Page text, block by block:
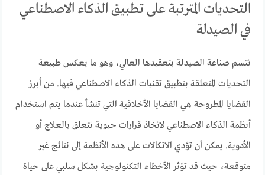
التحديات المترتبة على تطبيق الذكاء الاصطناعي
في الصيدلة
تتسم صناعة الصيدلة بتعقيدها العالي، وهو ما يعكس طبيعة
التحديات المتعلقة بتطبيق تقنيات الذكاء الاصطناعي فيها. من أبرز
القضايا المطروحة هي القضايا الأخلاقية التي تنشأ عندما يتم استخدام
أنظمة الذكاء الاصطناعي لاتخاذ قرارات حيوية تتعلق بالعلاج أو
الأدوية. يمكن أن تؤدي الاتكالات على هذه الأنظمة إلى نتائج غير
متوقعة، حيث قد تؤثر الأخطاء التكنولوجية بشكل سلبي على حياة